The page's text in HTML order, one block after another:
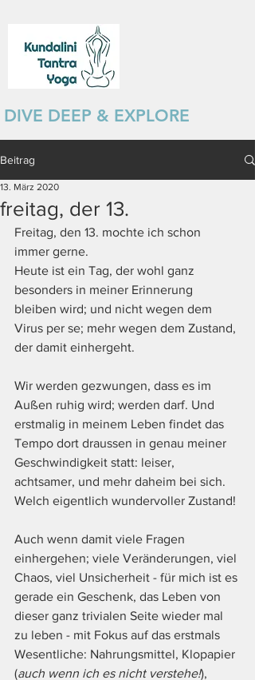
DIVE DEEP & EXPLORE
Beitrag
freitag, der 13.
13. März 2020
Freitag, den 13. mochte ich schon
immer gerne.
Heute ist ein Tag, der wohl ganz
besonders in meiner Erinnerung
bleiben wird; und nicht wegen dem
Virus per se; mehr wegen dem Zustand,
der damit einhergeht.
Wir werden gezwungen, dass es im
Außen ruhig wird; werden darf. Und
erstmalig in meinem Leben findet das
Tempo dort draussen in genau meiner
Geschwindigkeit statt: leiser,
achtsamer, und mehr daheim bei sich.
Welch eigentlich wundervoller Zustand!
Auch wenn damit viele Fragen
einhergehen; viele Veränderungen, viel
Chaos, viel Unsicherheit - für mich ist es
gerade ein Geschenk, das Leben von
dieser ganz trivialen Seite wieder mal
zu leben - mit Fokus auf das erstmals
Wesentliche: Nahrungsmittel, Klopapier
(auch wenn ich es nicht verstehe!),